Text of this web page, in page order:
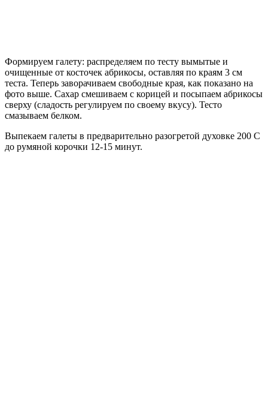
Формируем галету: распределяем по тесту вымытые и
очищенные от косточек абрикосы, оставляя по краям 3 см
теста. Теперь заворачиваем свободные края, как показано на
фото выше. Сахар смешиваем с корицей и посыпаем абрикосы
сверху (сладость регулируем по своему вкусу). Тесто
смазываем белком.
Выпекаем галеты в предварительно разогретой духовке 200 С
до румяной корочки 12-15 минут.